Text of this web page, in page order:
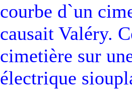
courbe d`un
causait Valéry.
cimetière sur
électrique